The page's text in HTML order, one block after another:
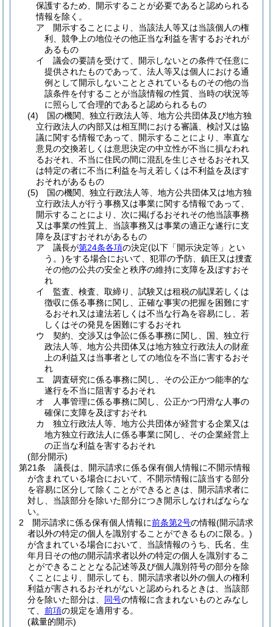
保護するため、開示することが必要であると認められる
情報を除く。
ア
開示することにより、当該法人等又は当該個人の権
利、競争上の地位その他正当な利益を害するおそれが
あるもの
イ
議会の要請を受けて、開示しないとの条件で任意に
提供されたものであって、法人等又は個人における通
例として開示しないこととされているものその他の当
該条件を付することが当該情報の性質、当時の状況等
に照らして合理的であると認められるもの
(4)
国の機関、独立行政法人等、地方公共団体及び地方独
立行政法人の内部又は相互間における審議、検討又は協
議に関する情報であって、開示することにより、率直な
意見の交換若しくは意思決定の中立性が不当に損なわれ
るおそれ、不当に住民の間に混乱を生じさせるおそれ又
は特定の者に不当に利益を与え若しくは不利益を及ぼす
おそれがあるもの
(5)
国の機関、独立行政法人等、地方公共団体又は地方独
立行政法人が行う事務又は事業に関する情報であって、
開示することにより、次に掲げるおそれその他当該事務
又は事業の性質上、当該事務又は事業の適正な遂行に支
障を及ぼすおそれがあるもの
ア
議長が第24条各項の決定(以下「開示決定等」とい
う。)をする場合において、犯罪の予防、鎮圧又は捜査
その他の公共の安全と秩序の維持に支障を及ぼすおそ
れ
イ
監査、検査、取締り、試験又は租税の賦課若しくは
徴収に係る事務に関し、正確な事実の把握を困難にす
るおそれ又は違法若しくは不当な行為を容易にし、若
しくはその発見を困難にするおそれ
ウ
契約、交渉又は争訟に係る事務に関し、国、独立行
政法人等、地方公共団体又は地方独立行政法人の財産
上の利益又は当事者としての地位を不当に害するおそ
れ
エ
調査研究に係る事務に関し、その公正かつ能率的な
遂行を不当に阻害するおそれ
オ
人事管理に係る事務に関し、公正かつ円滑な人事の
確保に支障を及ぼすおそれ
カ
独立行政法人等、地方公共団体が経営する企業又は
地方独立行政法人に係る事業に関し、その企業経営上
の正当な利益を害するおそれ
(部分開示)
第21条
議長は、開示請求に係る保有個人情報に不開示情報
が含まれている場合において、不開示情報に該当する部分
を容易に区分して除くことができるときは、開示請求者に
対し、当該部分を除いた部分につき開示しなければならな
い。
2
開示請求に係る保有個人情報に前条第2号の情報(開示請求
者以外の特定の個人を識別することができるものに限る。)
が含まれている場合において、当該情報のうち、氏名、生
年月日その他の開示請求者以外の特定の個人を識別するこ
とができることとなる記述等及び個人識別符号の部分を除
くことにより、開示しても、開示請求者以外の個人の権利
利益が害されるおそれがないと認められるときは、当該部
分を除いた部分は、 同号の情報に含まれないものとみなし
て、 前項の規定を適用する。
(裁量的開示)